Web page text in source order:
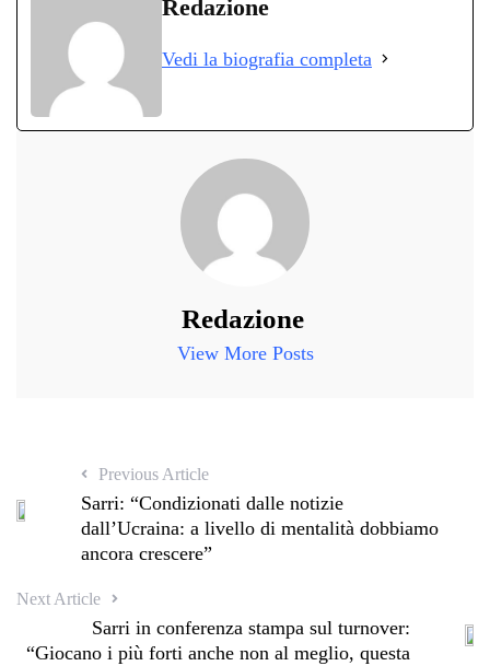
ok r
pp m
di
Redazione
Vedi la biografia completa
Redazione
View More Posts
Previous Article
Sarri: “Condizionati dalle notizie
dall’Ucraina: a livello di mentalità dobbiamo
ancora crescere”
Next Article
Sarri in conferenza stampa sul turnover:
“Giocano i più forti anche non al meglio, questa